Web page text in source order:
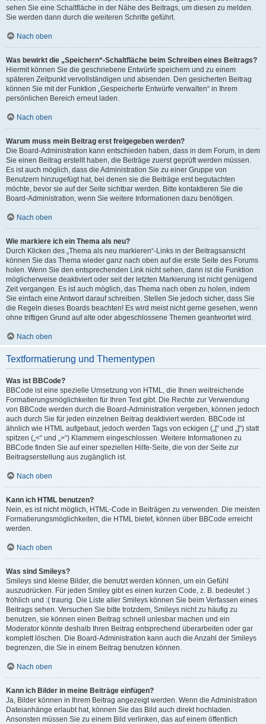
sehen Sie eine Schaltfläche in der Nähe des Beitrags, um diesen zu melden.
Sie werden dann durch die weiteren Schritte geführt.
Nach oben
Was bewirkt die „Speichern“-Schaltfläche beim Schreiben eines Beitrags?
Hiermit können Sie die geschriebene Entwürfe speichern und zu einem
späteren Zeitpunkt vervollständigen und absenden. Den gesicherten Beitrag
können Sie mit der Funktion „Gespeicherte Entwürfe verwalten“ in Ihrem
persönlichen Bereich erneut laden.
Nach oben
Warum muss mein Beitrag erst freigegeben werden?
Die Board-Administration kann entschieden haben, dass in dem Forum, in dem
Sie einen Beitrag erstellt haben, die Beiträge zuerst geprüft werden müssen.
Es ist auch möglich, dass die Administration Sie zu einer Gruppe von
Benutzern hinzugefügt hat, bei denen sie die Beiträge erst begutachten
möchte, bevor sie auf der Seite sichtbar werden. Bitte kontaktieren Sie die
Board-Administration, wenn Sie weitere Informationen dazu benötigen.
Nach oben
Wie markiere ich ein Thema als neu?
Durch Klicken des „Thema als neu markieren“-Links in der Beitragsansicht
können Sie das Thema wieder ganz nach oben auf die erste Seite des Forums
holen. Wenn Sie den entsprechenden Link nicht sehen, dann ist die Funktion
möglicherweise deaktiviert oder seit der letzten Markierung ist nicht genügend
Zeit vergangen. Es ist auch möglich, das Thema nach oben zu holen, indem
Sie einfach eine Antwort darauf schreiben. Stellen Sie jedoch sicher, dass Sie
die Regeln dieses Boards beachten! Es wird meist nicht gerne gesehen, wenn
ohne triftigen Grund auf alte oder abgeschlossene Themen geantwortet wird.
Nach oben
Textformatierung und Thementypen
Was ist BBCode?
BBCode ist eine spezielle Umsetzung von HTML, die Ihnen weitreichende
Formatierungsmöglichkeiten für Ihren Text gibt. Die Rechte zur Verwendung
von BBCode werden durch die Board-Administration vergeben, können jedoch
auch durch Sie für jeden einzelnen Beitrag deaktiviert werden. BBCode ist
ähnlich wie HTML aufgebaut, jedoch werden Tags von eckigen („[“ und „]“) statt
spitzen („<“ und „>“) Klammern eingeschlossen. Weitere Informationen zu
BBCode finden Sie auf einer speziellen Hilfe-Seite, die von der Seite zur
Beitragserstellung aus zugänglich ist.
Nach oben
Kann ich HTML benutzen?
Nein, es ist nicht möglich, HTML-Code in Beiträgen zu verwenden. Die meisten
Formatierungsmöglichkeiten, die HTML bietet, können über BBCode erreicht
werden.
Nach oben
Was sind Smileys?
Smileys sind kleine Bilder, die benutzt werden können, um ein Gefühl
auszudrücken. Für jeden Smiley gibt es einen kurzen Code, z. B. bedeutet :)
fröhlich und :( traurig. Die Liste aller Smileys können Sie beim Verfassen eines
Beitrags sehen. Versuchen Sie bitte trotzdem, Smileys nicht zu häufig zu
benutzen, sie können einen Beitrag schnell unlesbar machen und ein
Moderator könnte deshalb Ihren Beitrag entsprechend überarbeiten oder gar
komplett löschen. Die Board-Administration kann auch die Anzahl der Smileys
begrenzen, die Sie in einem Beitrag benutzen können.
Nach oben
Kann ich Bilder in meine Beiträge einfügen?
Ja, Bilder können in Ihrem Beitrag angezeigt werden. Wenn die Administration
Dateianhänge erlaubt hat, können Sie das Bild auch direkt hochladen.
Ansonsten müssen Sie zu einem Bild verlinken, das auf einem öffentlich